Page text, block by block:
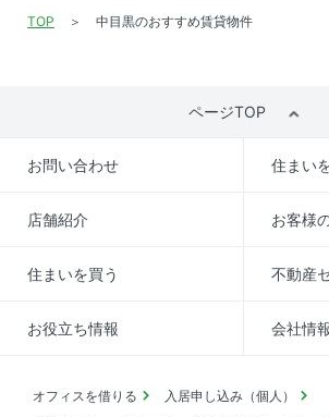
TOP 中目黒のおすすめ賃貸物件
ページTOP
お問い合わせ 住まい
店舗紹介 お客様
住まいを買う 不動産
お役立ち情報 会社情
オフィスを借りる
入居申し込み（個人）